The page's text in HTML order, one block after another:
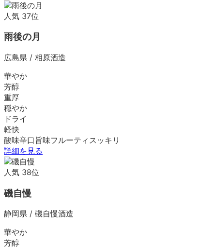
人気 37位
雨後の月
広島県 / 相原酒造
華やか
芳醇
重厚
穏やか
ドライ
軽快
酸味辛口 旨味フルーティ スッキリ
詳細を見る
人気 38位
磯自慢
静岡県 / 磯自慢酒造
華やか
芳醇